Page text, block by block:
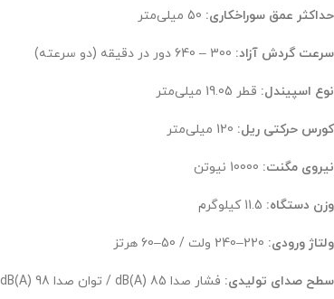
حداکثر عمق سوراخکاری:
سرعت گردش آزاد:
نوع اسپیندل: قطر 19.05 میلی‌متر
کورس حرکتی ریل:
نیروی مگنت:
وزن دستگاه:
ولتاژ ورودی:
سطح صدای تولیدی: فشار صدا 85 dB(A) / توان صدا 98 dB(A)